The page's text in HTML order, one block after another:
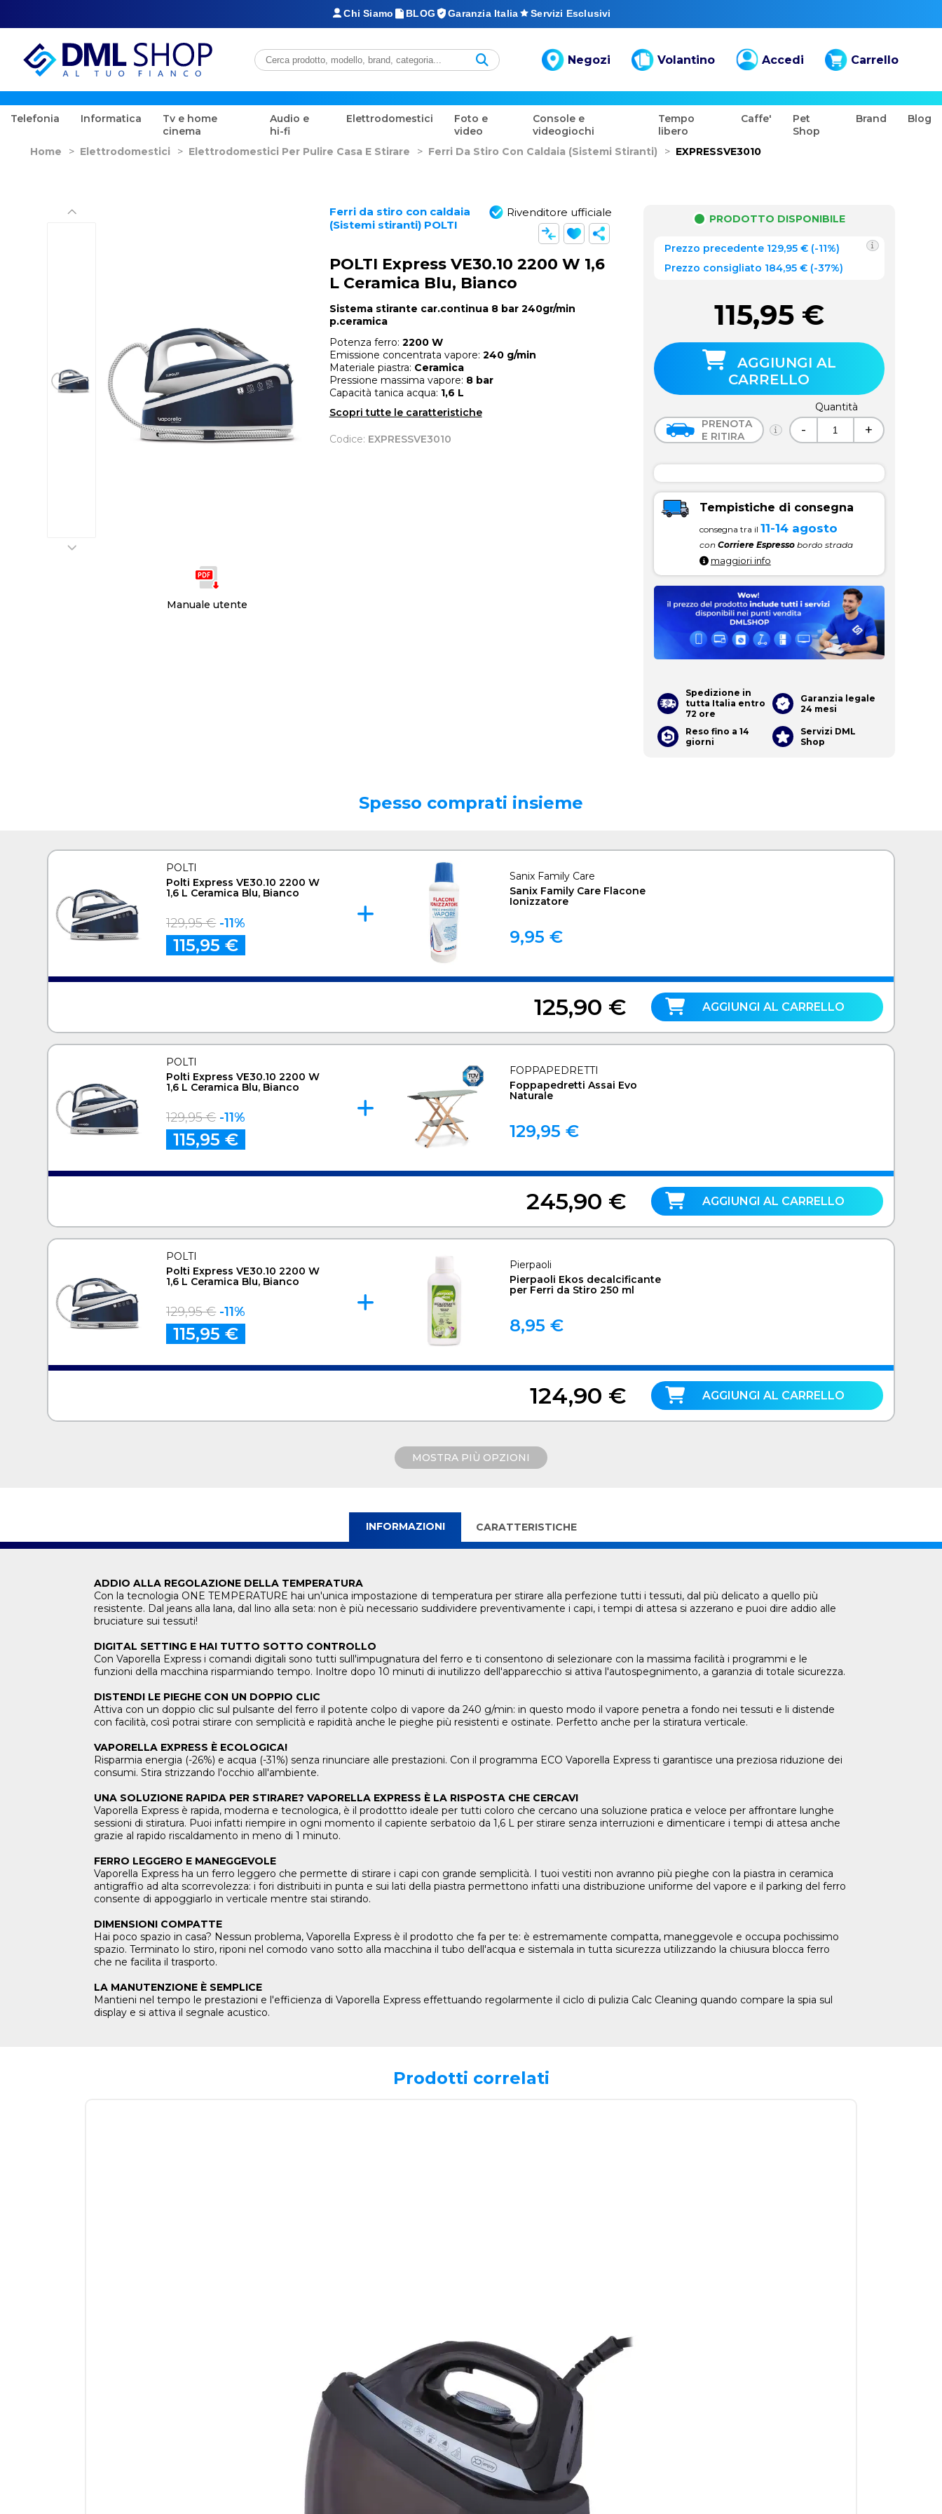
Chi Siamo BLOG Garanzia Italia Servizi Esclusivi
Negozi Volantino Accedi Carrello
Telefonia Informatica
Tv e home
cinema
Audio e
hi-fi
Elettrodomestici
Foto e
video
Console e
videogiochi
Tempo
libero
Caffe'
Pet
Shop
Brand Blog
Home > Elettrodomestici > Elettrodomestici Per Pulire Casa E Stirare > Ferri Da Stiro Con Caldaia (sistemi Stiranti) > EXPRESSVE3010
Manuale utente
Ferri da stiro con caldaia
(Sistemi stiranti) POLTI
Rivenditore ufficiale
POLTI Express VE30.10 2200 W 1,6
L Ceramica Blu, Bianco
Sistema stirante car.continua 8 bar 240gr/min
p.ceramica
Potenza ferro: 2200 W
Emissione concentrata vapore: 240 g/min
Materiale piastra: Ceramica
Pressione massima vapore: 8 bar
Capacità tanica acqua: 1,6 L
Scopri tutte le caratteristiche
Codice: EXPRESSVE3010
PRODOTTO DISPONIBILE
Prezzo precedente 129,95 € (-11%)
Prezzo consigliato 184,95 € (-37%)
115,95 €
AGGIUNGI AL
CARRELLO
PRENOTA
E RITIRA
Quantità
- +
Tempistiche di consegna
consegna tra il 11-14 agosto
con Corriere Espressobordo strada
maggiori info
Spedizione in
tutta Italia entro
72 ore
Garanzia legale
24 mesi
Reso fino a 14
giorni
Servizi DML
Shop
Spesso comprati insieme
POLTI
Polti Express VE30.10 2200 W
1,6 L Ceramica Blu, Bianco
129,95 € -11%
115,95 €
Sanix Family Care
Sanix Family Care Flacone
Ionizzatore
9,95 €
125,90 € AGGIUNGI AL CARRELLO
POLTI
Polti Express VE30.10 2200 W
1,6 L Ceramica Blu, Bianco
129,95 € -11%
115,95 €
FOPPAPEDRETTI
Foppapedretti Assai Evo
Naturale
129,95 €
245,90 € AGGIUNGI AL CARRELLO
POLTI
Polti Express VE30.10 2200 W
1,6 L Ceramica Blu, Bianco
129,95 € -11%
115,95 €
Pierpaoli
Pierpaoli Ekos decalcificante
per Ferri da Stiro 250 ml
8,95 €
124,90 € AGGIUNGI AL CARRELLO
MOSTRA PIÙ OPZIONI
INFORMAZIONI CARATTERISTICHE
ADDIO ALLA REGOLAZIONE DELLA TEMPERATURA
Con la tecnologia ONE TEMPERATURE hai un'unica impostazione di temperatura per stirare alla perfezione tutti i tessuti, dal più delicato a quello più
resistente. Dal jeans alla lana, dal lino alla seta: non è più necessario suddividere preventivamente i capi, i tempi di attesa si azzerano e puoi dire addio alle
bruciature sui tessuti!
DIGITAL SETTING E HAI TUTTO SOTTO CONTROLLO
Con Vaporella Express i comandi digitali sono tutti sull'impugnatura del ferro e ti consentono di selezionare con la massima facilità i programmi e le
funzioni della macchina risparmiando tempo. Inoltre dopo 10 minuti di inutilizzo dell'apparecchio si attiva l'autospegnimento, a garanzia di totale sicurezza.
DISTENDI LE PIEGHE CON UN DOPPIO CLIC
Attiva con un doppio clic sul pulsante del ferro il potente colpo di vapore da 240 g/min: in questo modo il vapore penetra a fondo nei tessuti e li distende
con facilità, così potrai stirare con semplicità e rapidità anche le pieghe più resistenti e ostinate. Perfetto anche per la stiratura verticale.
VAPORELLA EXPRESS È ECOLOGICA!
Risparmia energia (-26%) e acqua (-31%) senza rinunciare alle prestazioni. Con il programma ECO Vaporella Express ti garantisce una preziosa riduzione dei
consumi. Stira strizzando l'occhio all'ambiente.
UNA SOLUZIONE RAPIDA PER STIRARE? VAPORELLA EXPRESS È LA RISPOSTA CHE CERCAVI
Vaporella Express è rapida, moderna e tecnologica, è il prodottto ideale per tutti coloro che cercano una soluzione pratica e veloce per affrontare lunghe
sessioni di stiratura. Puoi infatti riempire in ogni momento il capiente serbatoio da 1,6 L per stirare senza interruzioni e dimenticare i tempi di attesa anche
grazie al rapido riscaldamento in meno di 1 minuto.
FERRO LEGGERO E MANEGGEVOLE
Vaporella Express ha un ferro leggero che permette di stirare i capi con grande semplicità. I tuoi vestiti non avranno più pieghe con la piastra in ceramica
antigraffio ad alta scorrevolezza: i fori distribuiti in punta e sui lati della piastra permettono infatti una distribuzione uniforme del vapore e il parking del ferro
consente di appoggiarlo in verticale mentre stai stirando.
DIMENSIONI COMPATTE
Hai poco spazio in casa? Nessun problema, Vaporella Express è il prodotto che fa per te: è estremamente compatta, maneggevole e occupa pochissimo
spazio. Terminato lo stiro, riponi nel comodo vano sotto alla macchina il tubo dell'acqua e sistemala in tutta sicurezza utilizzando la chiusura blocca ferro
che ne facilita il trasporto.
LA MANUTENZIONE È SEMPLICE
Mantieni nel tempo le prestazioni e l'efficienza di Vaporella Express effettuando regolarmente il ciclo di pulizia Calc Cleaning quando compare la spia sul
display e si attiva il segnale acustico.
Prodotti correlati